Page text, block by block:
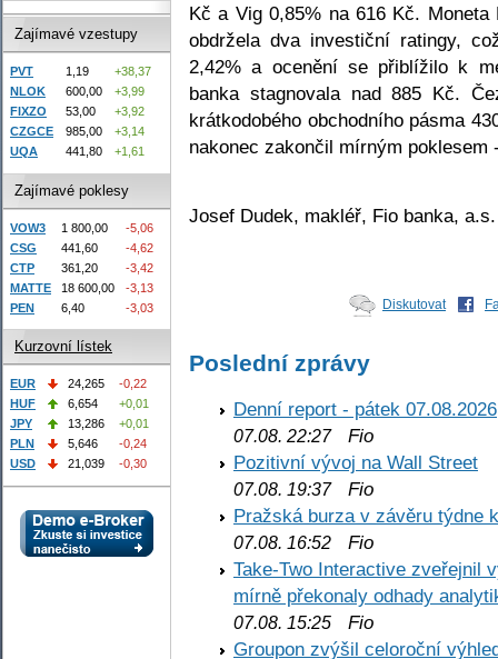
Kč a Vig 0,85% na 616 Kč.
obdržela dva investiční ratingy,
2,42% a ocenění se přiblížilo k
banka stagnovala nad 885 Kč.
krátkodobého obchodního pásma
nakonec zakončil mírným poklesem
Josef Dudek, makléř, Fio banka, a.s.
Diskutovat
Poslední zprávy
Denní report - pátek 07.08.2026
07.08. 22:27Fio
Pozitivní vývoj na Wall Street
07.08. 19:37Fio
Pražská burza v závěru týdne
07.08. 16:52 Fio
Take-Two Interactive zveřejnil
mírně překonaly odhady
07.08. 15:25 Fio
Groupon zvýšil celoroční
Zajímavé vzestupy
PVT 1,19
+38,37
NLOK
600,00
+3,99
FIXZO
53,00
+3,92
CZGCE
985,00
+3,14
UQA
441,80 +1,61
Zajímavé poklesy
VOW3 1 800,00
-5,06
CSG
441,60
-4,62
CTP
361,20
-3,42
MATTE
18 600,00
-3,13
PEN
6,40 -3,03
Kurzovní lístek
EUR 24,265
-0,22
HUF
6,654
+0,01
JPY
13,286
+0,01
PLN
5,646
-0,24
USD
21,039 -0,30